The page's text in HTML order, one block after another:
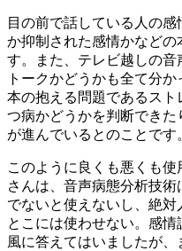
目の前で話している人の
か抑制された感情かなど
す。また、テレビ越しの
トークかどうかも全て分
本の抱える問題であるスト
つ病かどうかを判断でき
が進んでいるとのことです
このように良くも悪くも
さんは、音声病態分析技
でないと使えないし、絶
とこには使わせない。感
風に答えてはいましたが